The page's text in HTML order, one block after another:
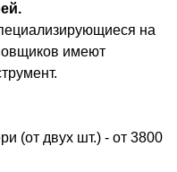
на
имеют
(от двух шт.) - от 3800